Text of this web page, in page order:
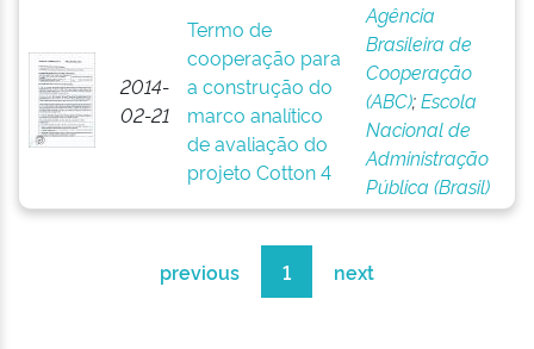
2014-
02-21
Termo de
cooperação para
a construção do
marco analítico
de avaliação do
projeto Cotton 4
Agência
Brasileira de
Cooperação
(ABC);Escola
Nacional de
Administração
Pública (Brasil)
previous 1 next